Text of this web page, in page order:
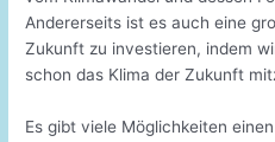
Andererseits ist es auch eine
Zukunft zu investieren, indem
schon das Klima der Zukunft
Es gibt viele Möglichkeiten